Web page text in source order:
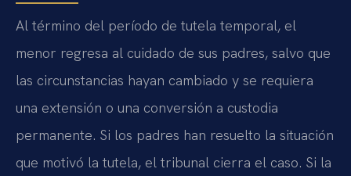
Al término del período de tutela temporal, el
menor regresa al cuidado de sus padres, salvo que
las circunstancias hayan cambiado y se requiera
una extensión o una conversión a custodia
permanente. Si los padres han resuelto la situación
que motivó la tutela, el tribunal cierra el caso. Si la